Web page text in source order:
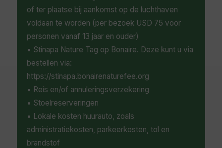
of ter plaatse bij aankomst op de luchthaven
voldaan te worden (per bezoek USD 75 voor
personen vanaf 13 jaar en ouder)
• Stinapa Nature Tag op Bonaire. Deze kunt u via
bestellen via:
https://stinapa.bonairenaturefee.org
• Reis en/of annuleringsverzekering
• Stoelreserveringen
• Lokale kosten huurauto, zoals
administratiekosten, parkeerkosten, tol en
brandstof